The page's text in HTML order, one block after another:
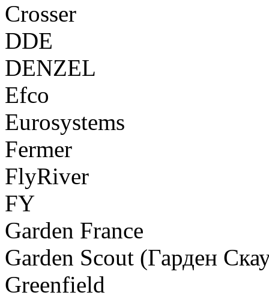
Crosser
DDE
DENZEL
Efco
Eurosystems
Fermer
FlyRiver
FY
Garden France
Garden Scout (Гарден
Greenfield